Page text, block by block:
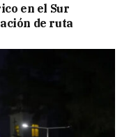
en el Sur
de ruta